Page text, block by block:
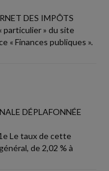
DES IMPÔTS
particulier » du site
« Finances publiques ».
DÉPLAFONNÉE
Le taux de cette
de 2,02 % à